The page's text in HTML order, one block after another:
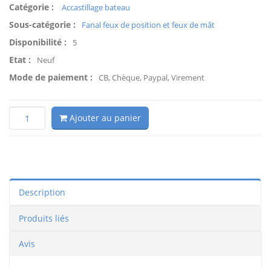
Catégorie : Accastillage bateau
Sous-catégorie : Fanal feux de position et feux de mât
Disponibilité : 5
Etat : Neuf
Mode de paiement : CB, Chèque, Paypal, Virement
Ajouter au panier
Description
Produits liés
Avis